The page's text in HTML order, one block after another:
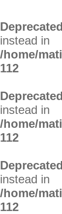
Deprecated
instead in
/home/
112
Deprecated
instead in
/home/
112
Deprecated
instead in
/home/
112